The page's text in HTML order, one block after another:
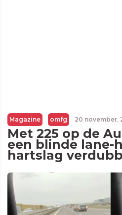
Magazine omfg 20 november,
Met 225 op de
een blinde lane-
hartslag